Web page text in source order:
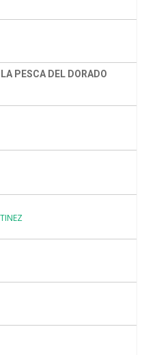
PESCA DEL DORADO